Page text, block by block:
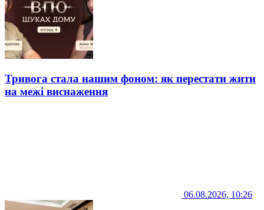
Тривога стала нашим фоном: як перестати жити
на межі виснаження
06.08.2026, 10:26